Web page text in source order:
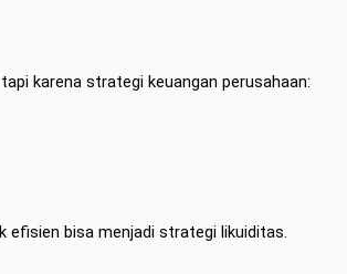
karena strategi keuangan perusahaan:
efisien bisa menjadi strategi likuiditas.